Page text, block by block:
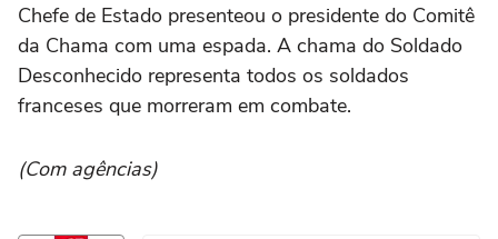
Chefe de Estado presenteou o presidente do Comitê
da Chama com uma espada. A chama do Soldado
Desconhecido representa todos os soldados
franceses que morreram em combate.
(Com agências)